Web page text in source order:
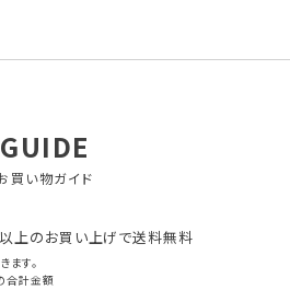
GUIDE
買い物ガイド
上のお買い上げで送料無料
ます。
合計金額